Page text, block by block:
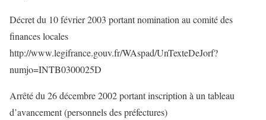
Décret du 10 février 2003 portant nomination au comité des
finances locales
http://www.legifrance.gouv.fr/WAspad/UnTexteDeJorf?
numjo=INTB0300025D
Arrêté du 26 décembre 2002 portant inscription à un tableau
d’avancement (personnels des préfectures)